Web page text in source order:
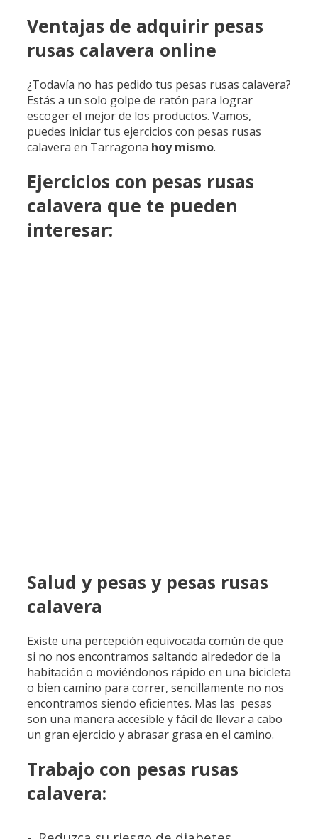
Ventajas de adquirir pesas
rusas calavera online
¿Todavía no has pedido tus pesas rusas calavera?
Estás a un solo golpe de ratón para lograr
escoger el mejor de los productos. Vamos,
puedes iniciar tus ejercicios con pesas rusas
calavera en Tarragona hoy mismo.
Ejercicios con pesas rusas
calavera que te pueden
interesar:
Salud y pesas y pesas rusas
calavera
Existe una percepción equivocada común de que
si no nos encontramos saltando alrededor de la
habitación o moviéndonos rápido en una bicicleta
o bien camino para correr, sencillamente no nos
encontramos siendo eficientes. Mas las pesas
son una manera accesible y fácil de llevar a cabo
un gran ejercicio y abrasar grasa en el camino.
Trabajo con pesas rusas
calavera: